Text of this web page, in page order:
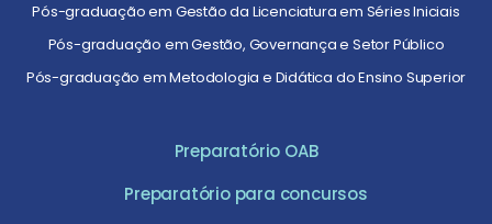
Pós-graduação em Gestão da Licenciatura em Séries Iniciais
Pós-graduação em Gestão, Governança e Setor Público
Pós-graduação em Metodologia e Didática do Ensino Superior
Preparatório OAB
Preparatório para concursos